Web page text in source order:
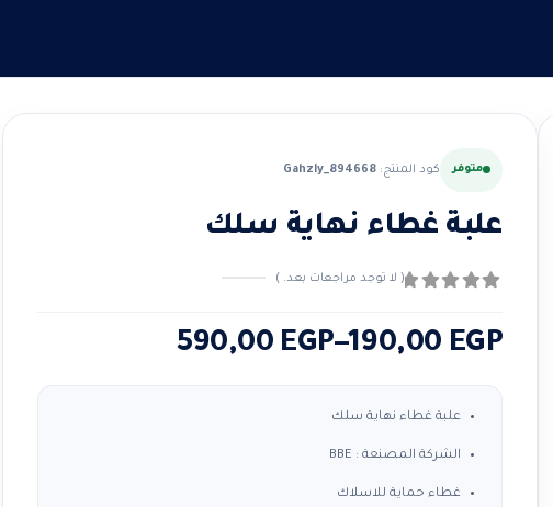
متوفر كود المنتج:Gahzly_894668
علبة غطاء نهاية سلك
( لا توجد مراجعات بعد. )
190,00 EGP
–
590,00 EGP
نطاق
من
⁦190,00 EGP⁩
خلال
علبة غطاء نهاية سلك
الشركة المصنعة : BBE
غطاء حماية للاسلاك